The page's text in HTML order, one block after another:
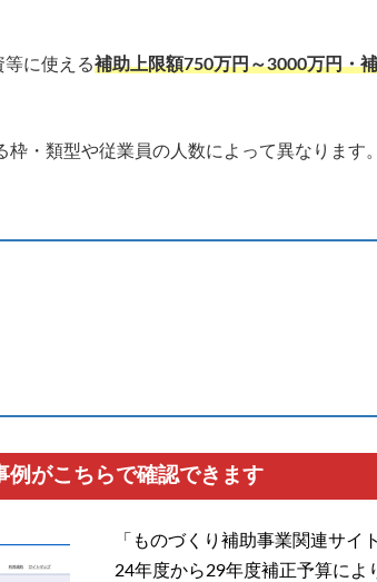
に使える補助上限額750万円～3000万円・
・類型や従業員の人数によって異なります。
がこちらで確認できます
「ものづくり補助事業関連サイ
24年度から29年度補正予算によ